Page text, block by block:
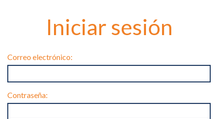
Iniciar sesión
Correo electrónico:
Contraseña: